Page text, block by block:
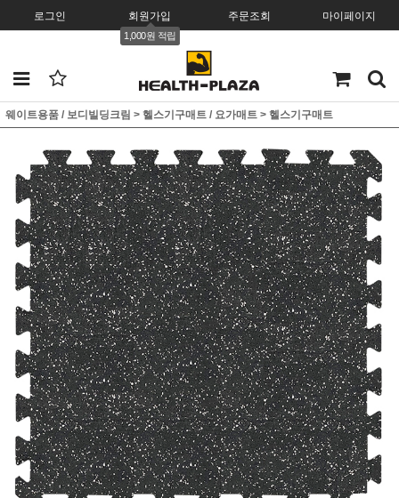
로그인 회원가입
1,000원 적립
주문조회 마이페이지
웨이트용품 / 보디빌딩크림 > 헬스기구매트 / 요가매트 > 헬스기구매트